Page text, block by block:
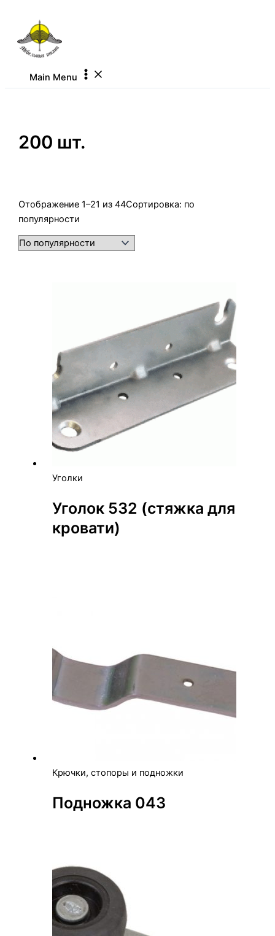
Main Menu
200 шт.
Отображение 1–21 из 44Сортировка: по
популярности
Уголки
Уголок 532 (стяжка для
кровати)
Крючки, стопоры и подножки
Подножка 043